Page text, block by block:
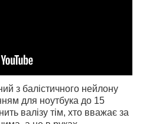
з балістичного нейлону
для ноутбука до 15
валізу тім, хто вважає за